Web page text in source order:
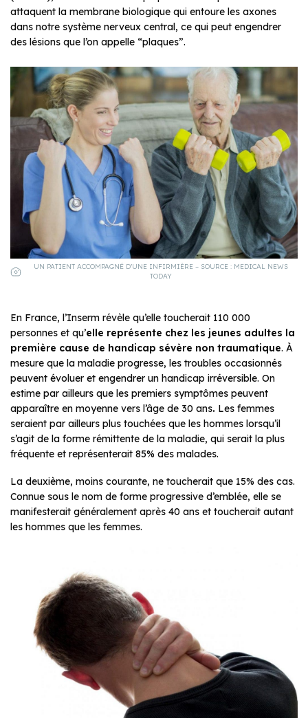
attaquent la membrane biologique qui entoure les axones
dans notre système nerveux central, ce qui peut engendrer
des lésions que l’on appelle “plaques”.
UN PATIENT ACCOMPAGNÉ D’UNE INFIRMIÈRE – SOURCE : MEDICAL NEWS
TODAY
En France, l’Inserm révèle qu’elle toucherait 110 000
personnes et qu’elle représente chez les jeunes adultes la
première cause de handicap sévère non traumatique. À
mesure que la maladie progresse, les troubles occasionnés
peuvent évoluer et engendrer un handicap irréversible. On
estime par ailleurs que les premiers symptômes peuvent
apparaître en moyenne vers l’âge de 30 ans. Les femmes
seraient par ailleurs plus touchées que les hommes lorsqu’il
s’agit de la forme rémittente de la maladie, qui serait la plus
fréquente et représenterait 85% des malades.
La deuxième, moins courante, ne toucherait que 15% des cas.
Connue sous le nom de forme progressive d’emblée, elle se
manifesterait généralement après 40 ans et toucherait autant
les hommes que les femmes.